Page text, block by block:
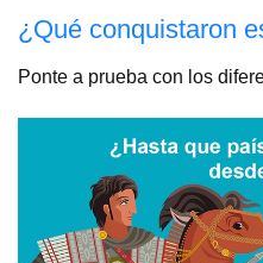
¿Qué conquistaron
Ponte a prueba con los